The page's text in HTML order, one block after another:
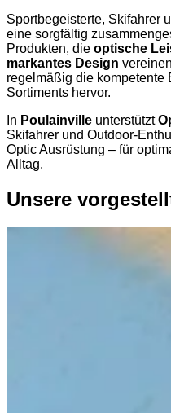
Sportbegeisterte, Skifahrer
eine sorgfältig
Produkten, die optische
markantes Design
regelmäßig die kompetente
Sortiments hervor.
In Poulainville unterstützt
Skifahrer und Outdoor-
Optic Ausrüstung – für
Alltag.
Unsere